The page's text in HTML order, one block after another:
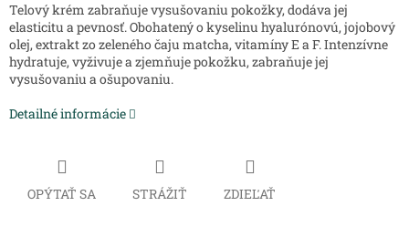
Telový krém zabraňuje vysušovaniu pokožky, dodáva jej
elasticitu a pevnosť. Obohatený o kyselinu hyalurónovú, jojobový
olej, extrakt zo zeleného čaju matcha, vitamíny E a F. Intenzívne
hydratuje, vyživuje a zjemňuje pokožku, zabraňuje jej
vysušovaniu a ošupovaniu.
Detailné informácie
OPÝTAŤ SA STRÁŽIŤ ZDIEĽAŤ